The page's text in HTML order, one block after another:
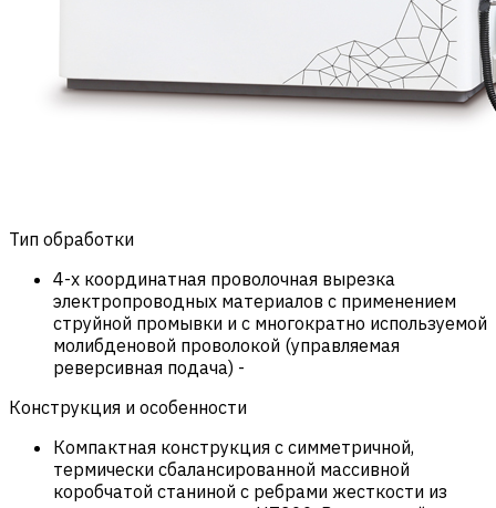
Тип обработки
4-х координатная проволочная вырезка
электропроводных материалов с применением
струйной промывки и с многократно используемой
молибденовой проволокой (управляемая
реверсивная подача) -
Конструкция и особенности
Компактная конструкция с симметричной,
термически сбалансированной массивной
коробчатой станиной с ребрами жесткости из